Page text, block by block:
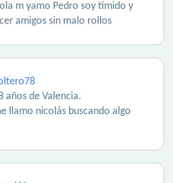
m yamo Pedro soy tímido y
amigos sin malo rollos
años de Valencia.
llamo nicolás buscando algo